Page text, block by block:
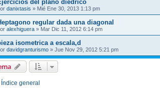
del plano diédrico
danixtasis » Mié Ene 30, 2013 1:13 pm
regular dada una diagonal
alexhiguera » Mar Dic 11, 2012 6:14 pm
isometrica a escala,d
davidgranturismo » Jue Nov 29, 2012 5:21 pm
general